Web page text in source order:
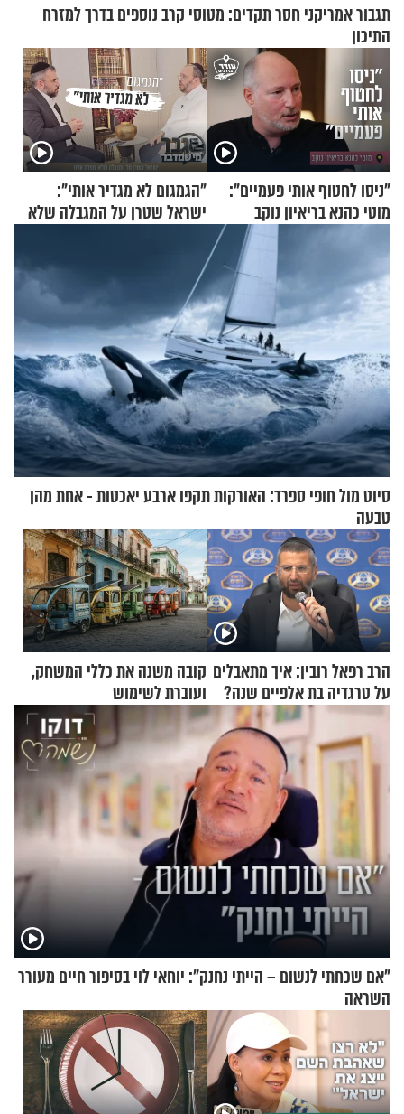
תגבור אמריקני חסר תקדים: מטוסי קרב נוספים בדרך למזרח
התיכון
"ניסו לחטוף אותי פעמיים":
מוטי כהנא בריאיון נוקב
"הגמגום לא מגדיר אותי":
ישראל שטרן על המגבלה שלא
סיוט מול חופי ספרד: האורקות תקפו ארבע יאכטות - אחת מהן
טבעה
הרב רפאל רובין: איך מתאבלים
על טרגדיה בת אלפיים שנה?
קובה משנה את כללי המשחק,
ועוברת לשימוש
בתלת־אופנועים סולאריים
"אם שכחתי לנשום – הייתי נחנק": יוחאי לוי בסיפור חיים מעורר
השראה